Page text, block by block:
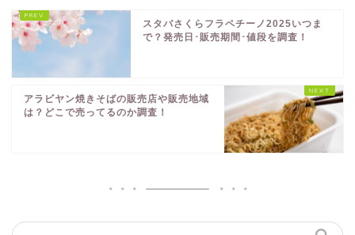
スタバさくらフラペチーノ2025いつま
で？発売日･販売期間･値段を調査！
アラビヤン焼きそばの販売店や販売地域
は？どこで売ってるのか調査！